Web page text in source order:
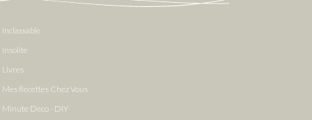
Inclassable
Insolite
Livres
Mes Recettes Chez Vous
Minute Deco - DIY